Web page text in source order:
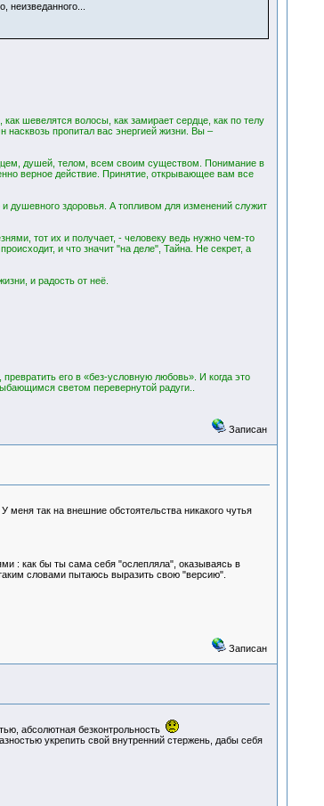
неизведанного...
шевелятся волосы, как замирает сердце, как по телу
пропитал вас энергией жизни. Вы –
душей, телом, всем своим существом. Понимание в
верное действие. Принятие, открывающее вам все
душевного здоровья. А топливом для изменений служит
тот их и получает, - человеку ведь нужно чем-то
и что значит "на деле", Тайна. Не секрет, а
и радость от неё.
его в «без-условную любовь». И когда это
светом перевернутой радуги..
Записан
так на внешние обстоятельства никакого чутья
: как бы ты сама себя "ослепляла", оказываясь в
словами пытаюсь выразить свою "версию".
Записан
абсолютная безконтрольность
укрепить свой внутренний стержень, дабы себя